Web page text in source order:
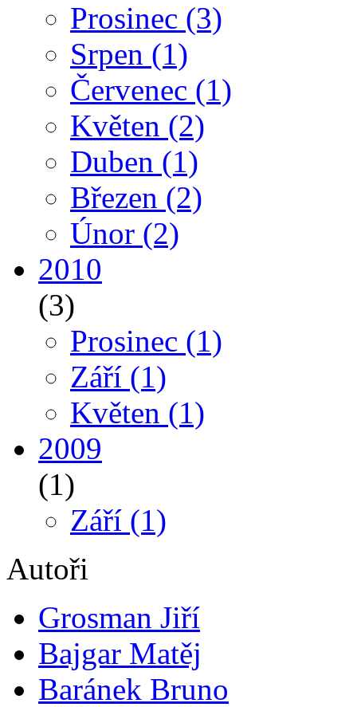
Prosinec (3)
Srpen (1)
Červenec (1)
Květen (2)
Duben (1)
Březen (2)
Únor (2)
2010
(3)
Prosinec (1)
Září (1)
Květen (1)
2009
(1)
Září (1)
Autoři
Grosman Jiří
Bajgar Matěj
Baránek Bruno